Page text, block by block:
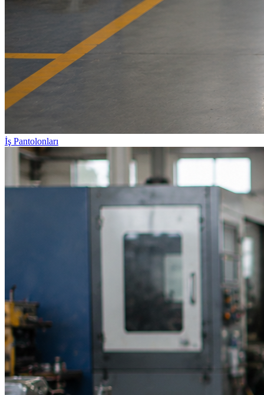
İş Pantolonları